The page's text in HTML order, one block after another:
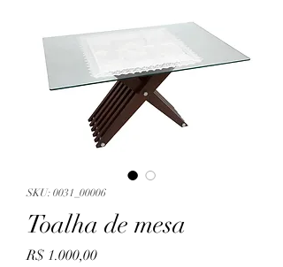
SKU: 0031_00006
Toalha de mesa
R$ 1.000,00Preço